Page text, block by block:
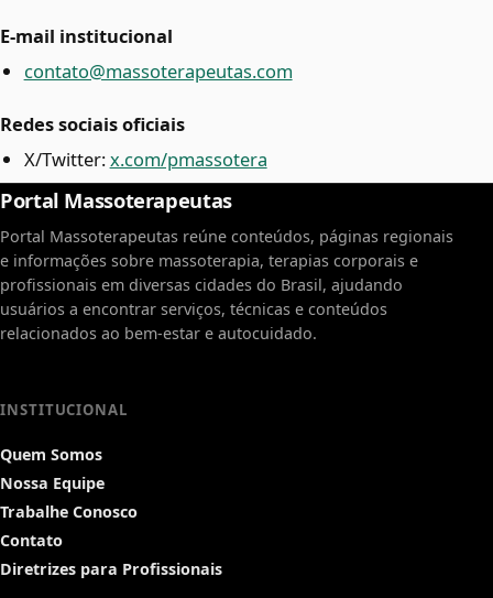
E-mail institucional
contato@massoterapeutas.com
Redes sociais oficiais
X/Twitter:x.com/pmassotera
Portal Massoterapeutas
Portal Massoterapeutas reúne conteúdos, páginas regionais
e informações sobre massoterapia, terapias corporais e
profissionais em diversas cidades do Brasil, ajudando
usuários a encontrar serviços, técnicas e conteúdos
relacionados ao bem-estar e autocuidado.
INSTITUCIONAL
Quem Somos
Nossa Equipe
Trabalhe Conosco
Contato
Diretrizes para Profissionais